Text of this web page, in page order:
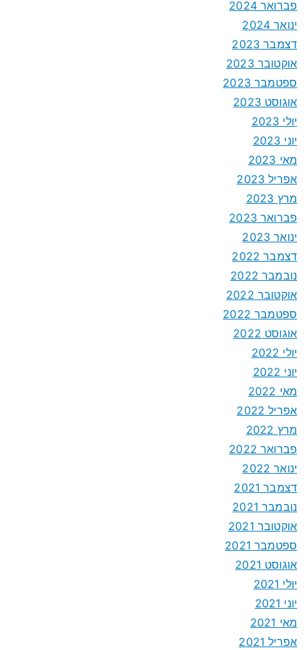
פברואר 2024
ינואר 2024
דצמבר 2023
אוקטובר 2023
ספטמבר 2023
אוגוסט 2023
יולי 2023
יוני 2023
מאי 2023
אפריל 2023
מרץ 2023
פברואר 2023
ינואר 2023
דצמבר 2022
נובמבר 2022
אוקטובר 2022
ספטמבר 2022
אוגוסט 2022
יולי 2022
יוני 2022
מאי 2022
אפריל 2022
מרץ 2022
פברואר 2022
ינואר 2022
דצמבר 2021
נובמבר 2021
אוקטובר 2021
ספטמבר 2021
אוגוסט 2021
יולי 2021
יוני 2021
מאי 2021
אפריל 2021